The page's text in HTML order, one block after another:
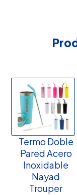
Termo Doble
Pared Acero
Inoxidable
Nayad
Trouper